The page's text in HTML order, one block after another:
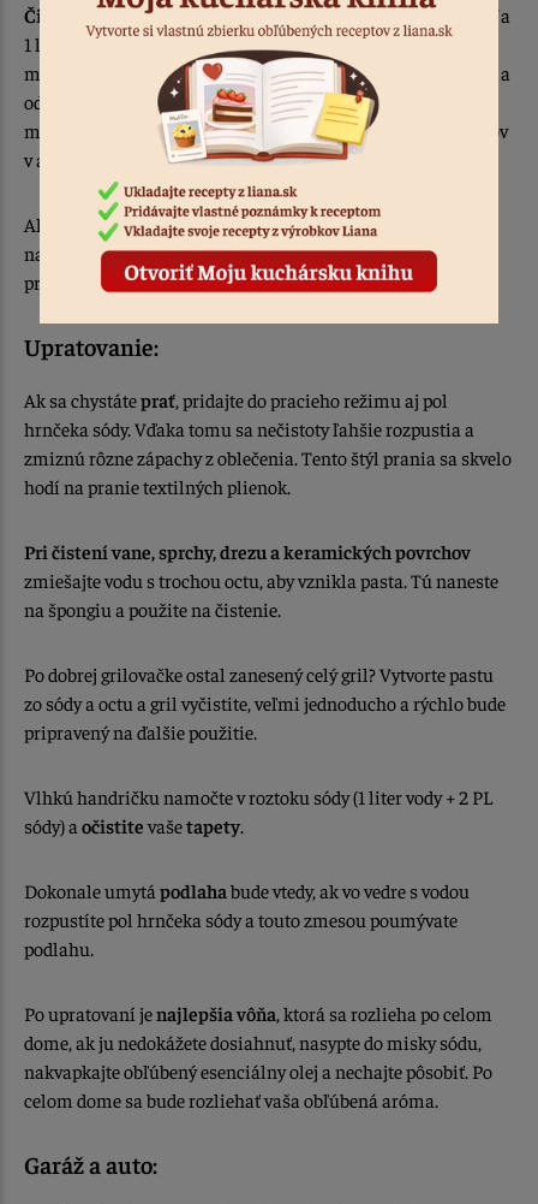
Čistenie matracov so sódou je ten najjednoduchší spôsob! Na
1 lôžkový matrac potrebujete 4 PL sódy, 8 PL na 2 lôžkový
matrac. Sódu porozsypujte po matraci, jemne vyčistite kefou a
odložte na 4-8 hodín. Potom matrac povysávajte. Takto
môžete postupovať aj pri kobercoch, psích pelechoch, poťahov
v aute a čalúnenom nábytku.
Ak v detskej izbe nájdete dlho schovanúzatuchnutú flašu
naplňte ju teplou vodou a pridajte lyžicku sódu. Dôkladne
pretrepte a umyte ako zvyčajne.
Upratovanie:
Ak sa chystáteprať, pridajte do pracieho režimu aj pol
hrnčeka sódy. Vďaka tomu sa nečistoty ľahšie rozpustia a
zmiznú rôzne zápachy z oblečenia. Tento štýl prania sa skvelo
hodí na pranie textilných plienok.
Pri čistení vane, sprchy, drezu a keramických povrchov
zmiešajte vodu s trochou octu, aby vznikla pasta. Tú naneste
na špongiu a použite na čistenie.
Po dobrej grilovačke ostal zanesený celý gril? Vytvorte pastu
zo sódy a octu a gril vyčistite, veľmi jednoducho a rýchlo bude
pripravený na ďalšie použitie.
Vlhkú handričku namočte v roztoku sódy (1 liter vody + 2 PL
sódy) a očistitevašetapety.
Dokonale umytá podlaha bude vtedy, ak vo vedre s vodou
rozpustíte pol hrnčeka sódy a touto zmesou poumývate
podlahu.
Po upratovaní jenajlepšia vôňa, ktorá sa rozlieha po celom
dome, ak ju nedokážete dosiahnuť, nasypte do misky sódu,
nakvapkajte obľúbený esenciálny olej a nechajte pôsobiť. Po
celom dome sa bude rozliehať vaša obľúbená aróma.
Garáž a auto: